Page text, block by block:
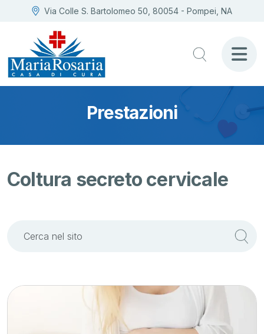
Via Colle S. Bartolomeo 50, 80054 - Pompei, NA
Prestazioni
Coltura secreto cervicale